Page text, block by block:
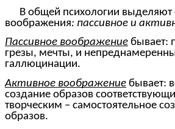
В общей психологии
воображения: пассивное и
Пассивное воображение бывает:
грезы, мечты, и
галлюцинации.
Активное воображение бывает:
создание образов
творческим – самостоятельное
образов.